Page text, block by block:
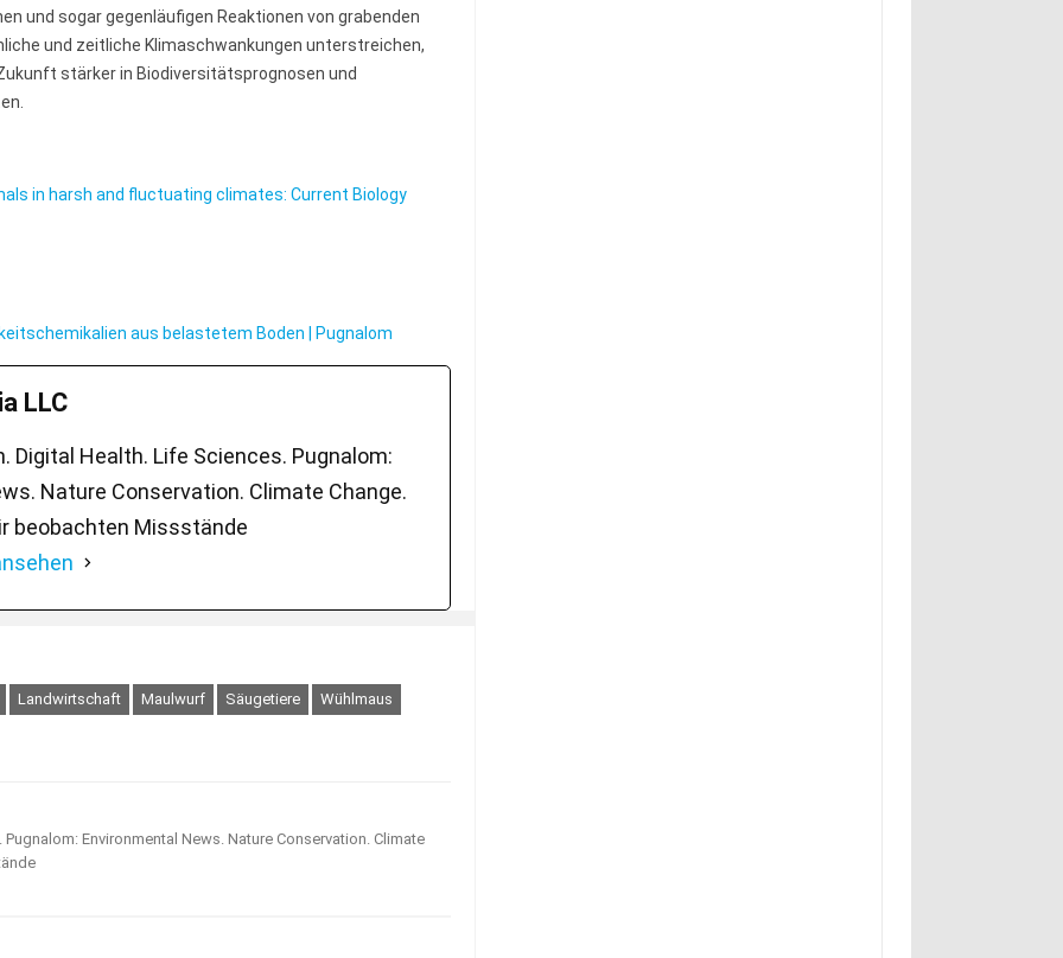
und sogar gegenläufigen Reaktionen von grabenden
und zeitliche Klimaschwankungen unterstreichen,
stärker in Biodiversitätsprognosen und
in harsh and fluctuating climates: Current Biology
aus belastetem Boden | Pugnalom
LLC
Digital Health. Life Sciences. Pugnalom:
Nature Conservation. Climate Change.
beobachten Missstände
Landwirtschaft Maulwurf Säugetiere Wühlmaus
Environmental News. Nature Conservation. Climate